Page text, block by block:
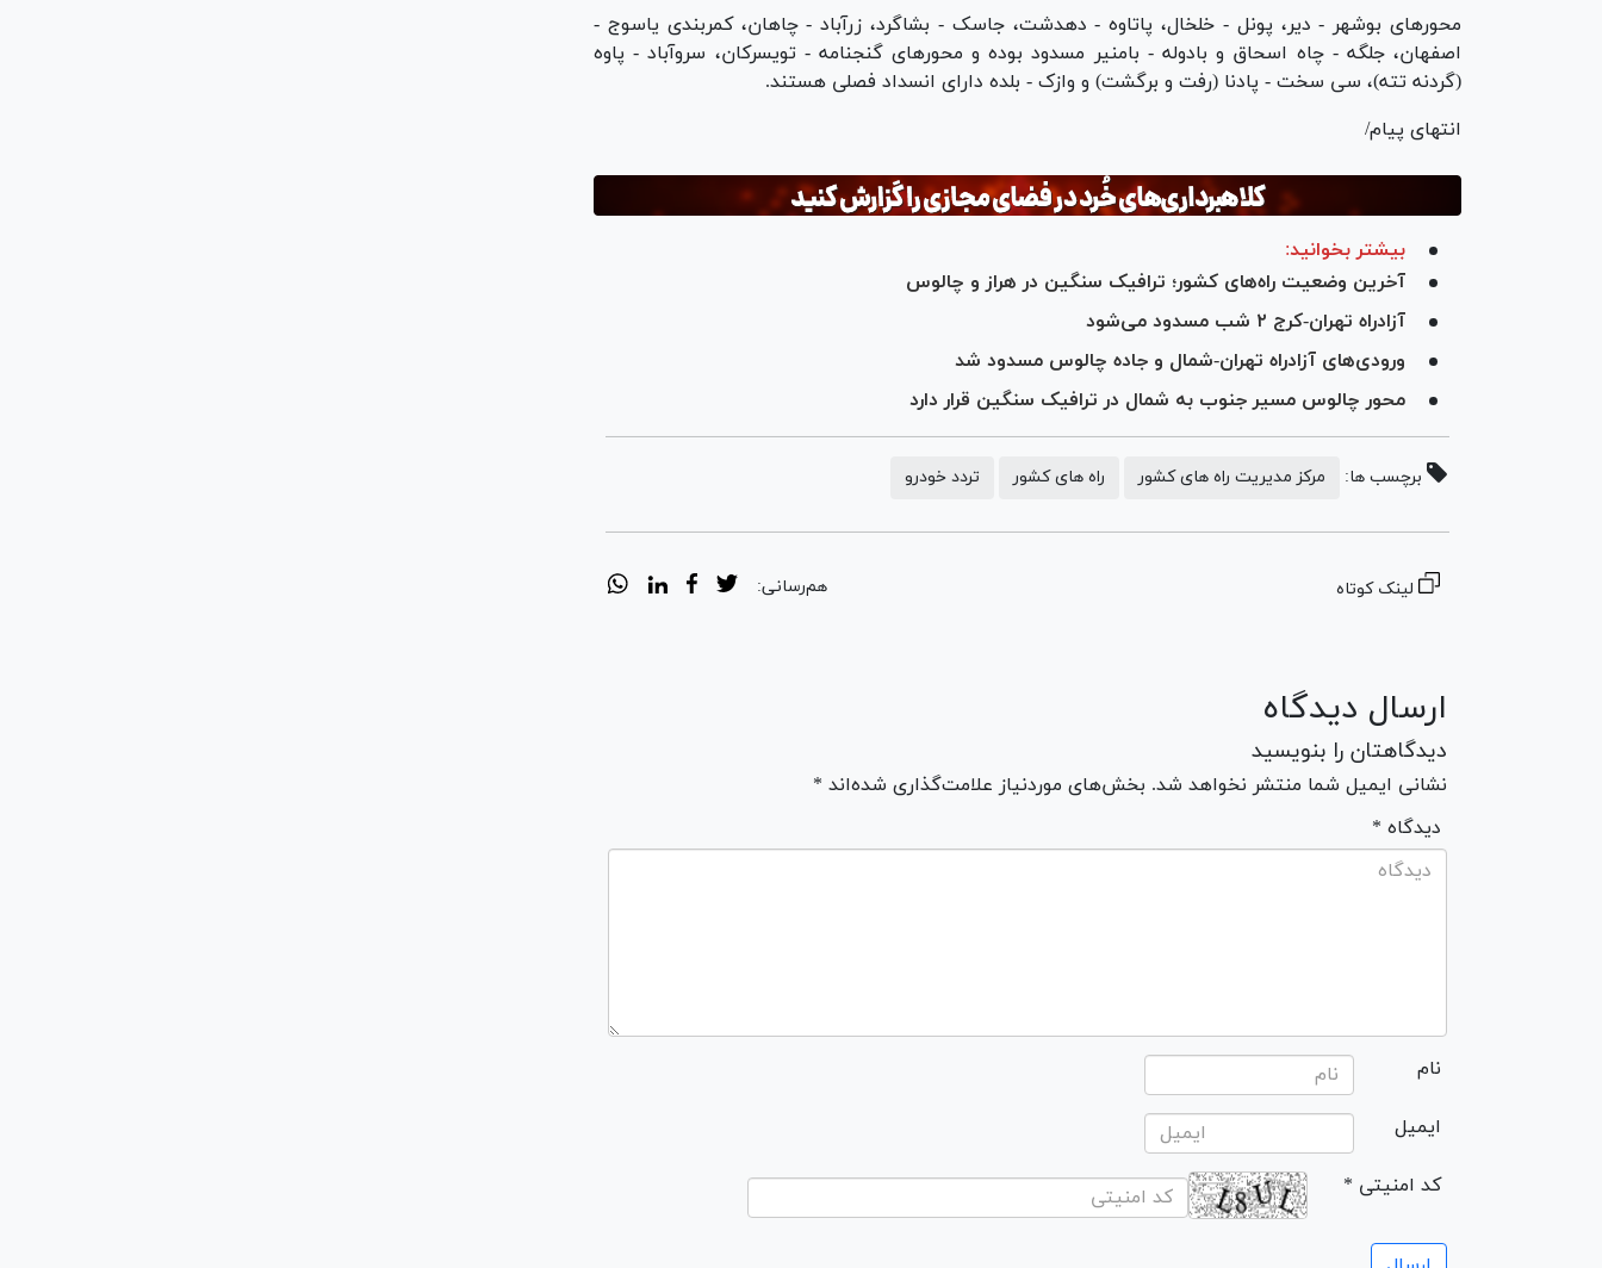
‌محور‌های بوشهر - دیر، پونل - خلخال، پاتاوه - دهدشت، جاسک - بشاگرد، زرآباد - چاهان، کمربندی یاسوج -
اصفهان، جلگه - چاه اسحاق و بادوله - بامنیر مسدود بوده و محور‌های گنجنامه - تویسرکان، سروآباد - پاوه
(گردنه تته)، سی سخت - پادنا (رفت و برگشت) و وازک - بلده دارای انسداد فصلی هستند.
انتهای پیام/
بیشتر بخوانید:
آخرین وضعیت راه‌های کشور؛ ترافیک سنگین در هراز و چالوس
آزادراه تهران-کرج ۲ شب مسدود می‌شود
ورودی‌های آزادراه تهران-شمال و جاده چالوس مسدود شد
محور چالوس مسیر جنوب به شمال در ترافیک سنگین قرار دارد
برچسب ها: مرکز مدیریت راه های کشور راه های کشور تردد خودرو
لینک کوتاه هم‌رسانی:
ارسال دیدگاه
دیدگاهتان را بنویسید
نشانی ایمیل شما منتشر نخواهد شد. بخش‌های موردنیاز علامت‌گذاری شده‌اند *
* دیدگاه
نام
ایمیل
* کد امنیتی